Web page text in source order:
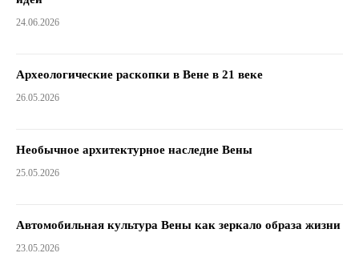
24.06.2026
Археологические раскопки в Вене в 21 веке
26.05.2026
Необычное архитектурное наследие Вены
25.05.2026
Автомобильная культура Вены как зеркало образа жизни
23.05.2026